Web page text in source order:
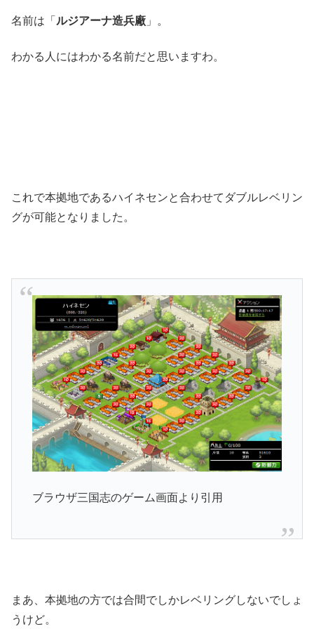
名前は「 ルジアーナ造兵廠 」。
わかる人にはわかる名前だと思いますわ。
これで本拠地であるハイネセンと合わせてダブルレベリン
グが可能となりました。
ブラウザ三国志のゲーム画面より引用
まあ、本拠地の方では合間でしかレベリングしないでしょ
うけど。